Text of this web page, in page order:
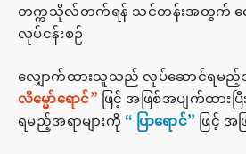
တက္ကသိုလ်တက်ရန် သင်တန်းအတွက်
လုပ်ငန်းစဉ်
လျှောက်ထားသူသည် လုပ်ဆောင်ရမည့်အ
လိမ္မော်ရောင်” ဖြင့် အဖြစ်အပျက်ထားပ
ရမည့်အရာများကို “ ပြာရောင်” ဖြင့် အ